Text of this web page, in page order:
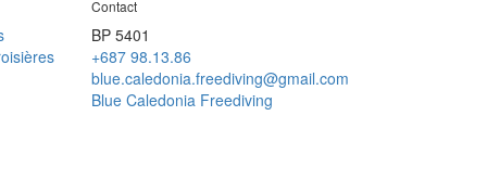
Contact
BP 5401
+687 98.13.86
blue.caledonia.freediving@gmail.com
Blue Caledonia Freediving